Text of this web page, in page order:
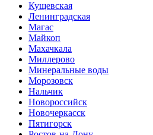
Кущевская
Ленинградская
Магас
Майкоп
Махачкала
Миллерово
Минеральные воды
Морозовск
Нальчик
Новороссийск
Новочеркасск
Пятигорск